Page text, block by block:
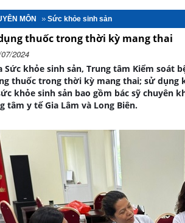
MÔN Sức khỏe sinh sản
thuốc trong thời kỳ mang thai
2024
Sức khỏe sinh sản, Trung tâm Kiểm soát
thuốc trong thời kỳ mang thai; sử dụng
khỏe sinh sản bao gồm bác sỹ chuyên
tâm y tế Gia Lâm và Long Biên.